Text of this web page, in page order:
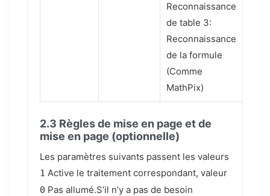
Reconnaissance
de table 3:
Reconnaissance
de la formule
(Comme
MathPix)
2.3 Règles de mise en page et de
mise en page (optionnelle)
Les paramètres suivants passent les valeurs
1 Active le traitement correspondant, valeur
0 Pas allumé.S’il n’y a pas de besoin